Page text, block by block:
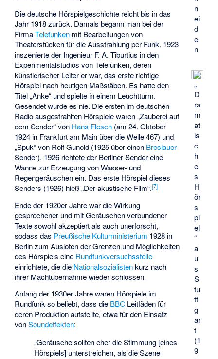
n
ei
d
e
n
„
D
ra
m
at
is
c
h
e
s
H
ör
s
pi
el
“
a
u
s
S
tu
tt
g
ar
t
(1
9
Die deutsche Hörspielgeschichte reicht bis in das
Jahr 1918 zurück. Damals begann man bei der
FirmaTelefunken mit Bearbeitungen von
Theaterstücken für die Ausstrahlung per Funk. 1923
inszenierte der Ingenieur F. A. Tiburtius in den
Experimentalstudios von Telefunken, deren
künstlerischer Leiter er war, das erste richtige
Hörspiel nach heutigen Maßstäben. Es hatte den
Titel „Anke“ und spielte in einem Leuchtturm.
Gesendet wurde es nie. Die ersten im deutschen
Radio ausgestrahlten Hörspiele waren „Zauberei auf
dem Sender“ von Hans Flesch (am 24. Oktober
1924 in Frankfurt am Main über die Welle 467) und
„Spuk“ von Rolf Gunold (1925 über einen Breslauer
Sender). 1926 richtete der Berliner Sender eine
Wanne zur Erzeugung von Wasser- und
Regengeräuschen ein. Das erste Hörspiel dieses
Senders (1926) hieß „Der akustische Film“.[7]
Ende der 1920er Jahre war die Wirkung
gesprochener und mit Geräuschen verbundener
Texte sowohl akzeptiert als auch unerforscht,
sodass das Preußische Kulturministerium 1928 in
Berlin zum Ausloten der Grenzen und Möglichkeiten
des Hörspiels eine Rundfunkversuchsstelle
einrichtete, die die Nationalsozialistenkurz nach
ihrer Machtübernahme wieder schlossen.
Anfang der 1930er Jahre waren Hörspiele im
Rundfunk so beliebt, dass die BBC Leitfäden für
deren Produktion aufstellte, etwa für den Einsatz
vonSoundeffekten:
„Geräusche sollten eher die Stimmung [eines
Hörspiels] unterstreichen, als die Szene